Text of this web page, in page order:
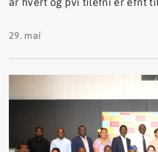
29. maí